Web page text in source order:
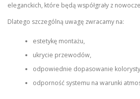
eleganckich, które będą współgrały z
Dlatego szczególną uwagę zwracamy na:
estetykę montażu,
ukrycie przewodów,
odpowiednie dopasowanie
odporność systemu na warunki